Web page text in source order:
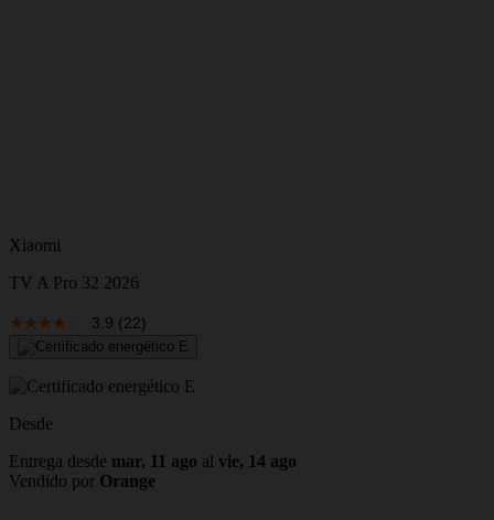
Xiaomi
TV A Pro 32 2026
3.9 (22)
Desde
Entrega desde mar, 11 ago al vie, 14 ago
Vendido por Orange